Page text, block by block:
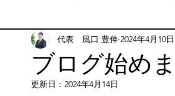
パート・アルバイト労働調整 採用戦略
ブログ始め
代表 風口 豊伸 2024年4月10日
更新日： 2024年4月14日